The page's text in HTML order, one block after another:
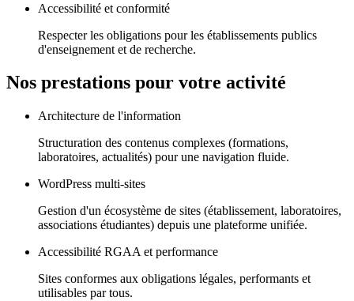
Accessibilité et conformité
Respecter les obligations pour les établissements publics
d'enseignement et de recherche.
Nos prestations pour votre activité
Architecture de l'information
Structuration des contenus complexes (formations,
laboratoires, actualités) pour une navigation fluide.
WordPress multi-sites
Gestion d'un écosystème de sites (établissement, laboratoires,
associations étudiantes) depuis une plateforme unifiée.
Accessibilité RGAA et performance
Sites conformes aux obligations légales, performants et
utilisables par tous.